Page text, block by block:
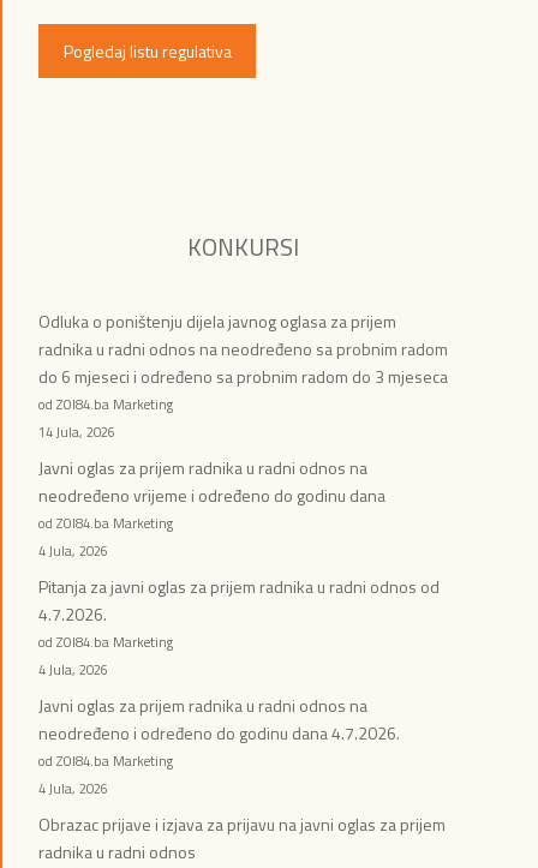
Pogledaj listu regulativa
KONKURSI
Odluka o poništenju dijela javnog oglasa za prijem
radnika u radni odnos na neodređeno sa probnim radom
do 6 mjeseci i određeno sa probnim radom do 3 mjeseca
od ZOI84.ba Marketing
14 Jula, 2026
Javni oglas za prijem radnika u radni odnos na
neodređeno vrijeme i određeno do godinu dana
od ZOI84.ba Marketing
4 Jula, 2026
Pitanja za javni oglas za prijem radnika u radni odnos od
4.7.2026.
od ZOI84.ba Marketing
4 Jula, 2026
Javni oglas za prijem radnika u radni odnos na
neodređeno i određeno do godinu dana 4.7.2026.
od ZOI84.ba Marketing
4 Jula, 2026
Obrazac prijave i izjava za prijavu na javni oglas za prijem
radnika u radni odnos